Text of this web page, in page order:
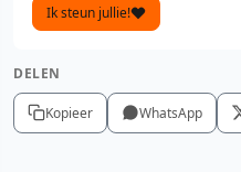
Ik steun jullie!
DELEN
Kopieer WhatsApp